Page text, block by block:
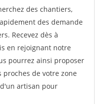
des chantiers,
des demande
Recevez dès à
en rejoignant notre
pourrez ainsi proposer
proches de votre zone
artisan pour